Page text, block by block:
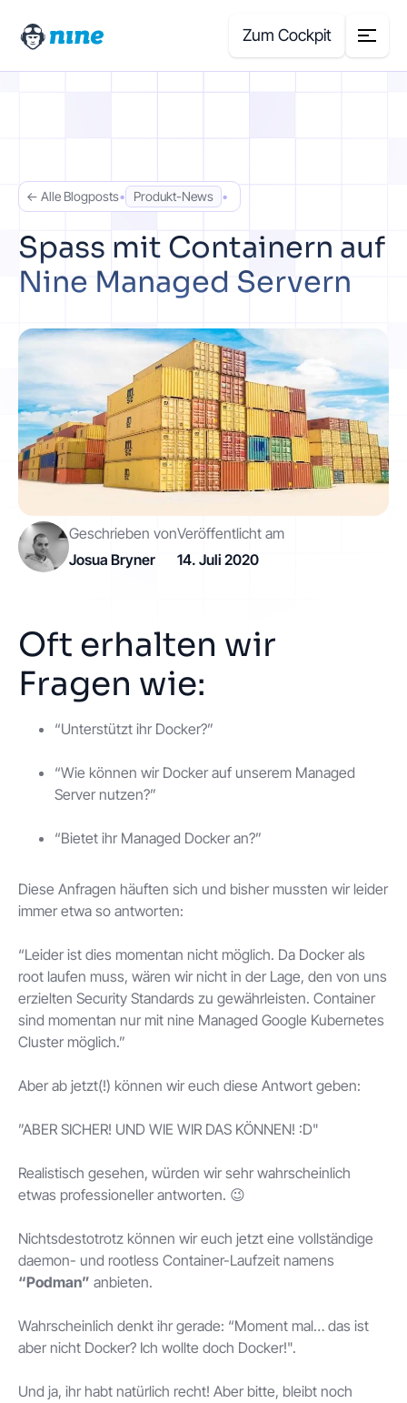
Zum Cockpit
Case Studies
Über uns
Preisrechner
Kontakt
Los geht's
Status Support Dokumentation
EN
← Alle Blogposts• Produkt-News •
Spass mit Containern auf
Nine Managed Servern
Geschrieben von
Josua Bryner
Veröffentlicht am
14. Juli 2020
Oft erhalten wir
Fragen wie:
“Unterstützt ihr Docker?”
“Wie können wir Docker auf unserem Managed
Server nutzen?”
“Bietet ihr Managed Docker an?”
Diese Anfragen häuften sich und bisher mussten wir leider
immer etwa so antworten:
“Leider ist dies momentan nicht möglich. Da Docker als
root laufen muss, wären wir nicht in der Lage, den von uns
erzielten Security Standards zu gewährleisten. Container
sind momentan nur mit nine Managed Google Kubernetes
Cluster möglich.”
Aber ab jetzt(!) können wir euch diese Antwort geben:
”ABER SICHER! UND WIE WIR DAS KÖNNEN! :D"
Realistisch gesehen, würden wir sehr wahrscheinlich
etwas professioneller antworten. 😉
Nichtsdestotrotz können wir euch jetzt eine vollständige
daemon- und rootless Container-Laufzeit namens
“Podman” anbieten.
Wahrscheinlich denkt ihr gerade: “Moment mal… das ist
aber nicht Docker? Ich wollte doch Docker!".
Und ja, ihr habt natürlich recht! Aber bitte, bleibt noch